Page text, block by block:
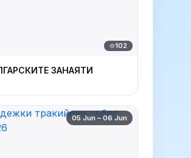
102
ЗАНАЯТИ
05 Jun – 06 Jun